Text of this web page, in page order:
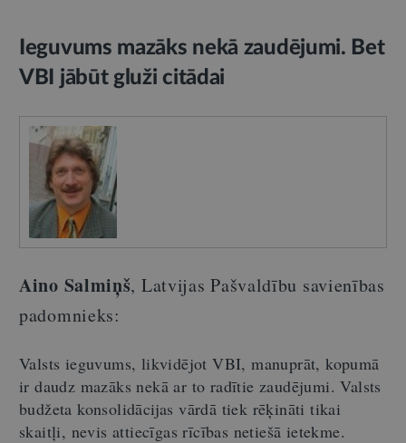
Ieguvums mazāks nekā zaudējumi. Bet
VBI jābūt gluži citādai
Aino Salmiņš, Latvijas Pašvaldību savienības
padomnieks:
Valsts ieguvums, likvidējot VBI, manuprāt, kopumā
ir daudz mazāks nekā ar to radītie zaudējumi. Valsts
budžeta konsolidācijas vārdā tiek rēķināti tikai
skaitļi, nevis attiecīgas rīcības netiešā ietekme.